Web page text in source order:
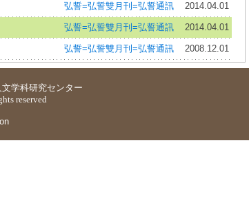
弘誓=弘誓雙月刊=弘誓通訊 2014.04.01
弘誓=弘誓雙月刊=弘誓通訊 2014.04.01
弘誓=弘誓雙月刊=弘誓通訊 2008.12.01
学科研究センター
reserved